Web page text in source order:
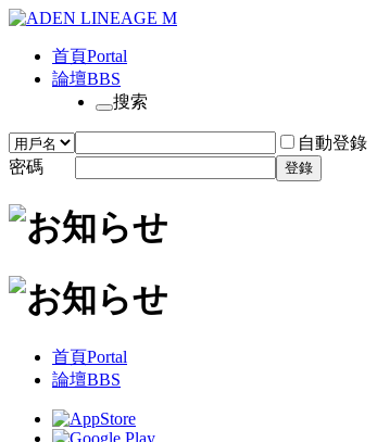
首頁Portal
論壇BBS
搜索
自動登錄
密碼
登錄
首頁Portal
論壇BBS